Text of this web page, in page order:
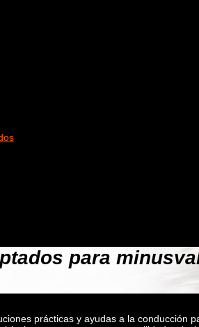
para
prácticas y ayudas a la conducción